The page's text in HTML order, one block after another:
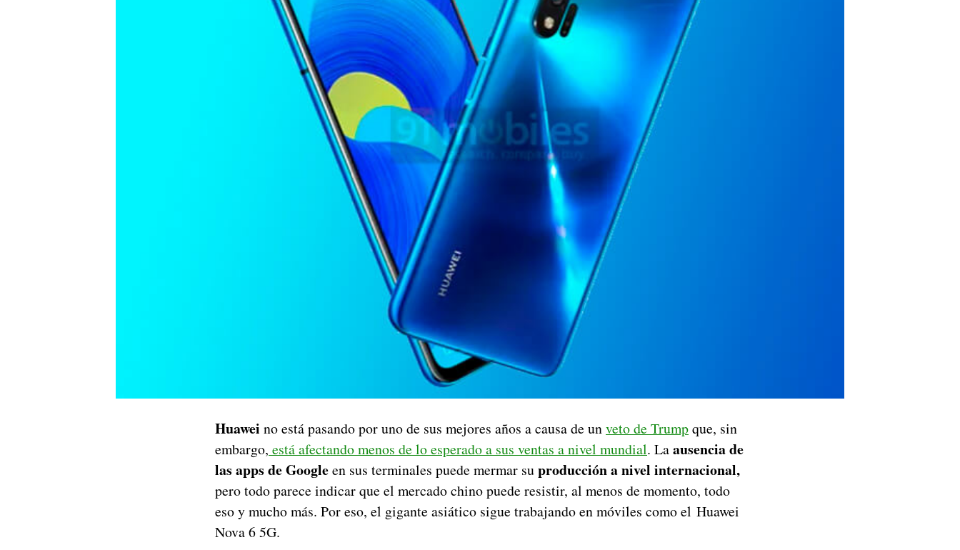
Huawei no está pasando por uno de sus mejores años a causa de unveto de Trumpque, sin
embargo, está afectando menos de lo esperado a sus ventas a nivel mundial. Laausencia de
las apps de Googleen sus terminales puede mermar suproducción a nivel internacional,
pero todo parece indicar que el mercado chino puede resistir, al menos de momento, todo
eso y mucho más. Por eso, el gigante asiático sigue trabajando en móviles como el Huawei
Nova 6 5G.